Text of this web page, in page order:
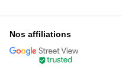
Nos affiliations